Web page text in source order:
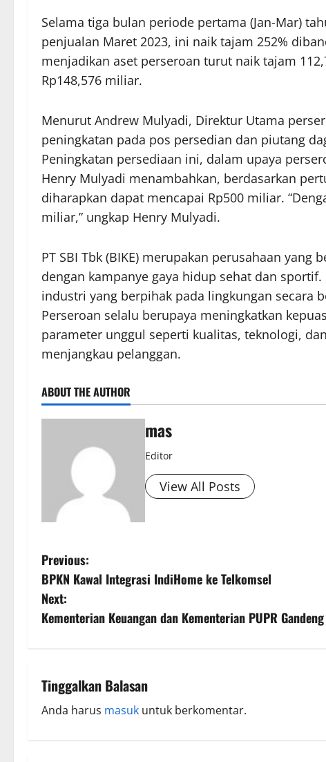
Selama tiga bulan periode pertama (Jan-Mar)
penjualan Maret 2023, ini naik tajam 252%
menjadikan aset perseroan turut naik tajam
Rp148,576 miliar.
Menurut Andrew Mulyadi, Direktur Utama
peningkatan pada pos persedian dan piutang
Peningkatan persediaan ini, dalam upaya
Henry Mulyadi menambahkan, berdasarkan
diharapkan dapat mencapai Rp500 miliar.
miliar,” ungkap Henry Mulyadi.
PT SBI Tbk (BIKE) merupakan perusahaan
dengan kampanye gaya hidup sehat dan
industri yang berpihak pada lingkungan secara
Perseroan selalu berupaya meningkatkan
parameter unggul seperti kualitas, teknologi,
menjangkau pelanggan.
ABOUT THE AUTHOR
mas
Editor
View All Posts
Previous:
BPKN Kawal Integrasi IndiHome ke Telkomsel
Next:
Kementerian Keuangan dan Kementerian PUPR Gandeng
Tinggalkan Balasan
Anda harus masuk untuk berkomentar.